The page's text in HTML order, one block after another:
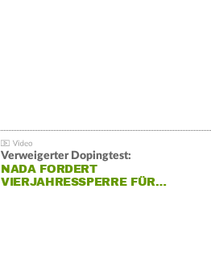
Verweigerter Dopingtest:
NADA FORDERT
VIERJAHRESSPERRE FÜR…